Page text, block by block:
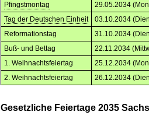
Pfingstmontag
29.05.2034
Tag der Deutschen Einheit
03.10.2034
Reformationstag
31.10.2034
Buß- und Bettag
22.11.2034
1. Weihnachtsfeiertag
25.12.2034
2. Weihnachtsfeiertag
26.12.2034
Gesetzliche Feiertage 2035